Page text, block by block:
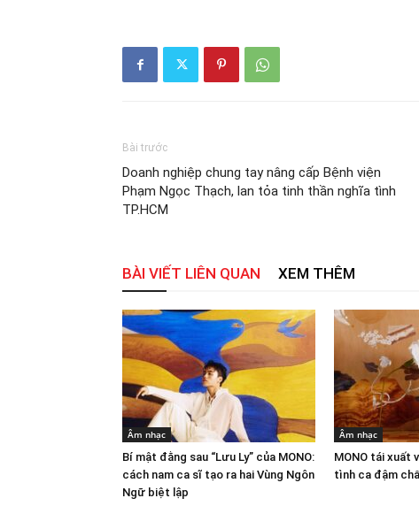
Bài trước
Doanh nghiệp chung tay nâng cấp Bệnh viện
Phạm Ngọc Thạch, lan tỏa tinh thần nghĩa tình
TP.HCM
BÀI VIẾT LIÊN QUAN XEM THÊM
Âm nhạc
Bí mật đằng sau “Lưu Ly” của MONO:
cách nam ca sĩ tạo ra hai Vùng Ngôn
Ngữ biệt lập
Âm nhạc
MONO tái xuất
tình ca đậm